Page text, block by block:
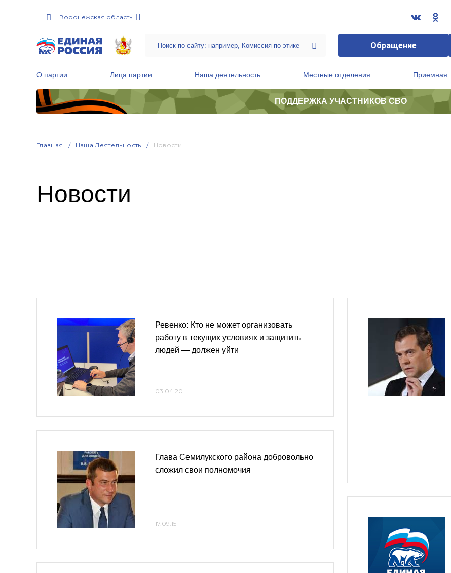
Воронежская область
Обращение
О партии Лица партии Наша деятельность Местные отделения Приемная
ПОДДЕРЖКА УЧАСТНИКОВ СВО
Главная Наша Деятельность Новости
Новости
Ревенко: Кто не может организовать
работу в текущих условиях и защитить
людей — должен уйти
03.04.20
Глава Семилукского района добровольно
сложил свои полномочия
17.09.15